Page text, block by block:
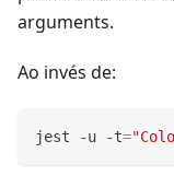
arguments.
Ao invés de:
jest -u -t=